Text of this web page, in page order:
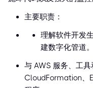
主要职责：
理解软件开发
建数字化管道。
与 AWS 服务、工
CloudFormation、